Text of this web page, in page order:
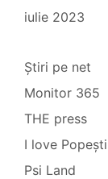
iulie 2023
Știri pe net
Monitor 365
THE press
I love Popești
Psi Land